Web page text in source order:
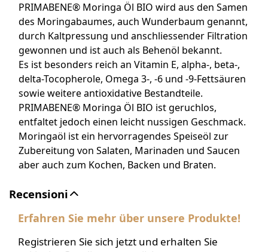
PRIMABENE® Moringa Öl BIO wird aus den Samen
des Moringabaumes, auch Wunderbaum genannt,
durch Kaltpressung und anschliessender Filtration
gewonnen und ist auch als Behenöl bekannt.
Es ist besonders reich an Vitamin E, alpha-, beta-,
delta-Tocopherole, Omega 3-, -6 und -9-Fettsäuren
sowie weitere antioxidative Bestandteile.
PRIMABENE® Moringa Öl BIO ist geruchlos,
entfaltet jedoch einen leicht nussigen Geschmack.
Moringaöl ist ein hervorragendes Speiseöl zur
Zubereitung von Salaten, Marinaden und Saucen
aber auch zum Kochen, Backen und Braten.
Recensioni
Erfahren Sie mehr über unsere Produkte!
Registrieren Sie sich jetzt und erhalten Sie